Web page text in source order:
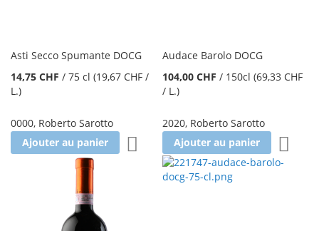
Asti Secco Spumante DOCG
14,75 CHF / 75 cl (19,67 CHF /
L.)
0000, Roberto Sarotto
Ajouter au panier
Ajouter à la liste d'achats
Audace Barolo DOCG
104,00 CHF / 150cl (69,33 CHF
/ L.)
2020, Roberto Sarotto
Ajouter au panier